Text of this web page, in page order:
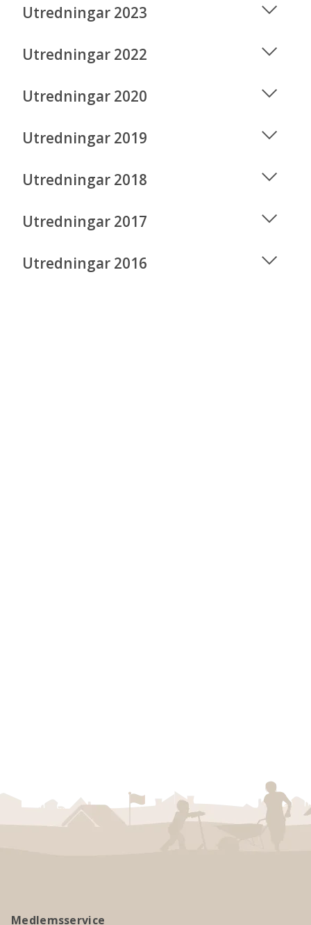
Utredningar 2023
Utredningar 2022
Utredningar 2020
Utredningar 2019
Utredningar 2018
Utredningar 2017
Utredningar 2016
Medlemsservice